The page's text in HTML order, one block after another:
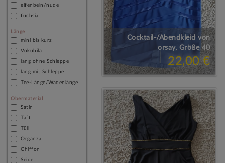
elfenbein/nude
fuchsia
Länge
mini bis kurz
Vokuhila
lang ohne Schleppe
lang mit Schleppe
Tee-Länge/Wadenlänge
Obermaterial
Satin
Taft
Tüll
Organza
Chiffon
Seide
Cocktail-/Abendkleid von
orsay, Größe 40
22,00 €